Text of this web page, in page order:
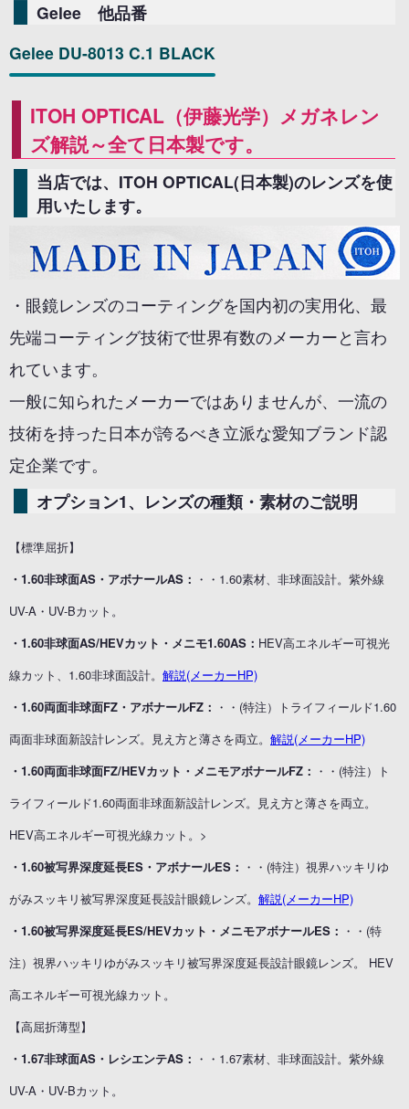
Gelee 他品番
Gelee DU-8013 C.1 BLACK
ITOH OPTICAL（伊藤光学）メガネレン
ズ解説～全て日本製です。
当店では、ITOH OPTICAL(日本製)のレンズを使
用いたします。
・眼鏡レンズのコーティングを国内初の実用化、最
先端コーティング技術で世界有数のメーカーと言わ
れています。
一般に知られたメーカーではありませんが、一流の
技術を持った日本が誇るべき立派な愛知ブランド認
定企業です。
オプション1、レンズの種類・素材のご説明
【標準屈折】
・1.60非球面AS・アボナールAS： ・・1.60素材、非球面設計。紫外線
UV-A・UV-Bカット。
・1.60非球面AS/HEVカット・メニモ1.60AS： HEV高エネルギー可視光
線カット、1.60非球面設計。 解説(メーカーHP)
・1.60両面非球面FZ・アボナールFZ： ・・(特注）トライフィールド1.60
両面非球面新設計レンズ。見え方と薄さを両立。 解説(メーカーHP)
・1.60両面非球面FZ/HEVカット・メニモアボナールFZ： ・・(特注）ト
ライフィールド1.60両面非球面新設計レンズ。見え方と薄さを両立。
HEV高エネルギー可視光線カット。>
・1.60被写界深度延長ES・アボナールES： ・・(特注）視界ハッキリゆ
がみスッキリ被写界深度延長設計眼鏡レンズ。 解説(メーカーHP)
・1.60被写界深度延長ES/HEVカット・メニモアボナールES： ・・(特
注）視界ハッキリゆがみスッキリ被写界深度延長設計眼鏡レンズ。 HEV
高エネルギー可視光線カット。
【高屈折薄型】
・1.67非球面AS・レシエンテAS： ・・1.67素材、非球面設計。紫外線
UV-A・UV-Bカット。